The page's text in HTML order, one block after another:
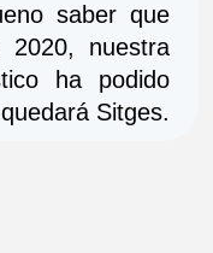
saber que
nuestra
ha podido
Sitges.